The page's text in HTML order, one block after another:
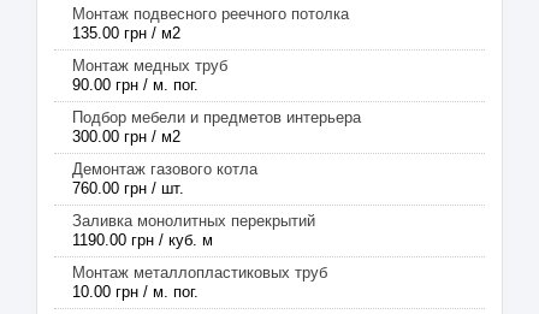
Монтаж подвесного реечного потолка
135.00 грн / м2
Монтаж медных труб
90.00 грн / м. пог.
Подбор мебели и предметов интерьера
300.00 грн / м2
Демонтаж газового котла
760.00 грн / шт.
Заливка монолитных перекрытий
1190.00 грн / куб. м
Монтаж металлопластиковых труб
10.00 грн / м. пог.